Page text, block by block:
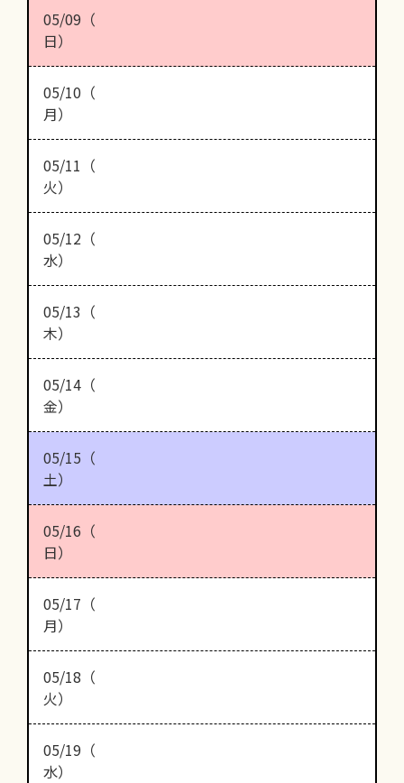
05/09（
日）
05/10（
月）
05/11（
火）
05/12（
水）
05/13（
木）
05/14（
金）
05/15（
土）
05/16（
日）
05/17（
月）
05/18（
火）
05/19（
水）